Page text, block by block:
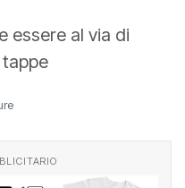
essere al via di